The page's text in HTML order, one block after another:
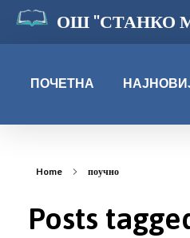
ОШ "СТАНКО
ПОЧЕТНА
Home поучно
Posts